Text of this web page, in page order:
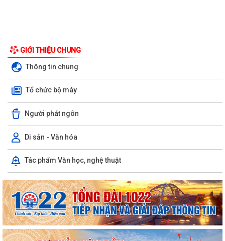
GIỚI THIỆU CHUNG
Thông tin chung
Tổ chức bộ máy
Người phát ngôn
Di sản - Văn hóa
Tác phẩm Văn học, nghệ thuật
PHƯỜNG VIỆT HÒA TRIỂN KHAI KẾ HOẠCH THU THUẾ SỬ DỤNG ĐẤT
PHI NÔNG NGHIỆP NĂM 2026
Tuyển chọn thực tập sinh nam đi thực tập kỹ thuật tại Nhật Bản
(Tháng 8/2026).
UBND PHƯỜNG VIỆT HÒA TRIỂN KHAI TUYÊN TRUYỀN, NÂNG CAO KỸ
NĂNG SỬ DỤNG INTERNET, MẠNG XÃ HỘI AN...
làm việc tại Nhật Bản theo Chương...
Khai mạc Giải bóng đá Thiếu niên, Nhi đồng phường Việt Hòa năm
2026.
Phường Việt Hòa triển khai nhiệm vụ và tổ chức hiệp đồng bảo đảm
phục vụ công tác lấy mẫu hài cốt...